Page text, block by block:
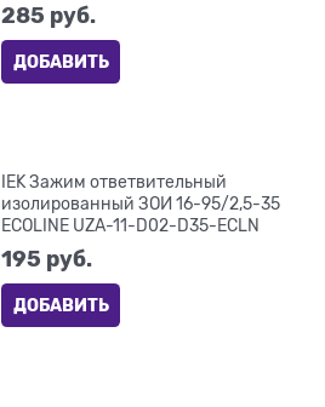
285 руб.
ДОБАВИТЬ
IEK Зажим ответвительный
изолированный ЗОИ 16-95/2,5-35
ECOLINE UZA-11-D02-D35-ECLN
195 руб.
ДОБАВИТЬ